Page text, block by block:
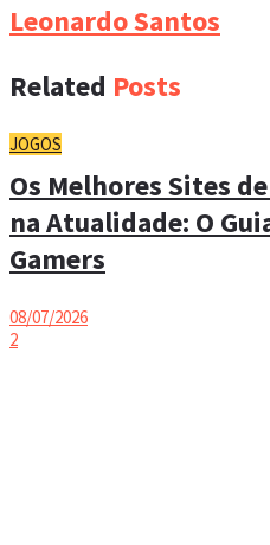
Leonardo Santos
Related Posts
JOGOS
Os Melhores Sites
na Atualidade: O
Gamers
08/07/2026
2